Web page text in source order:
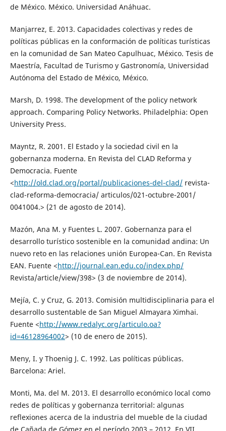
de México. México. Universidad Anáhuac.
Manjarrez, E. 2013. Capacidades colectivas y redes de
políticas públicas en la conformación de políticas turísticas
en la comunidad de San Mateo Capulhuac, México. Tesis de
Maestría, Facultad de Turismo y Gastronomía, Universidad
Autónoma del Estado de México, México.
Marsh, D. 1998. The development of the policy network
approach. Comparing Policy Networks. Philadelphia: Open
University Press.
Mayntz, R. 2001. El Estado y la sociedad civil en la
gobernanza moderna. En Revista del CLAD Reforma y
Democracia. Fuente
<http://old.clad.org/portal/publicaciones-del-clad/revista-
clad-reforma-democracia/ articulos/021-octubre-2001/
0041004.> (21 de agosto de 2014).
Mazón, Ana M. y Fuentes L. 2007. Gobernanza para el
desarrollo turístico sostenible en la comunidad andina: Un
nuevo reto en las relaciones unión Europea-Can. En Revista
EAN. Fuente <http://journal.ean.edu.co/index.php/
Revista/article/view/398> (3 de noviembre de 2014).
Mejía, C. y Cruz, G. 2013. Comisión multidisciplinaria para el
desarrollo sustentable de San Miguel Almayara Ximhai.
Fuente <http://www.redalyc.org/articulo.oa?
id=46128964002> (10 de enero de 2015).
Meny, I. y Thoenig J. C. 1992. Las políticas públicas.
Barcelona: Ariel.
Monti, Ma. del M. 2013. El desarrollo económico local como
redes de políticas y gobernanza territorial: algunas
reflexiones acerca de la industria del mueble de la ciudad